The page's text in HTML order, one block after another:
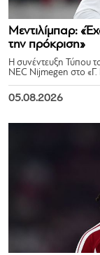
Μεντιλίμπαρ:
την πρόκριση»
Η συνέντευξη Τύπου
NEC Nijmegen στο
05.08.2026